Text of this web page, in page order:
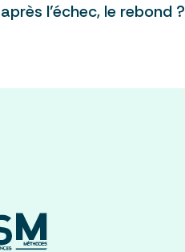
l’échec, le rebond ?